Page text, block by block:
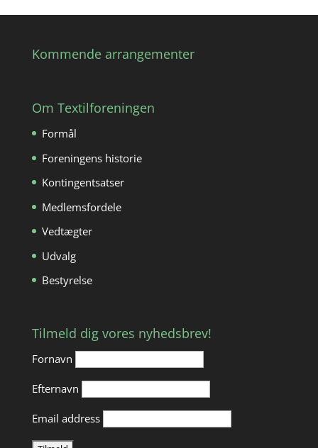
Kommende arrangementer
Om Textilforeningen
Formål
Foreningens historie
Kontingentsatser
Medlemsfordele
Vedtægter
Udvalg
Bestyrelse
Tilmeld dig vores nyhedsbrev!
Fornavn
Efternavn
Email address